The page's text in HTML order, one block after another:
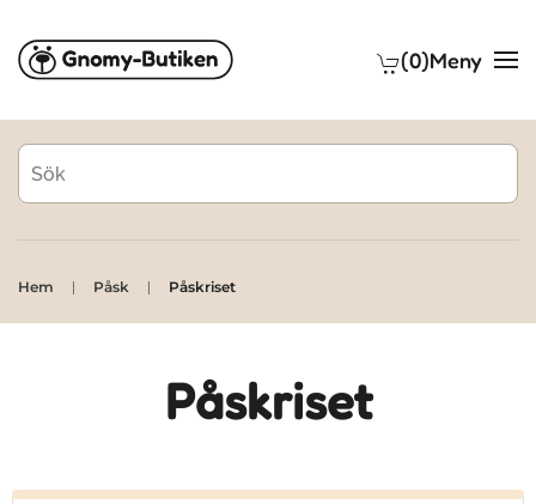
Skip to main content (0)Meny
Hem Påsk Påskriset
Påskriset